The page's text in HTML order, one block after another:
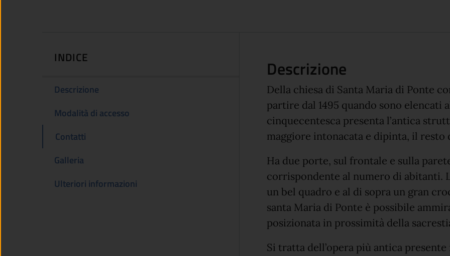
INDICE
Descrizione
Modalità di accesso
Contatti
Galleria
Ulteriori informazioni
Descrizione
Della chiesa di Santa Maria di Ponte
partire dal 1495 quando sono elencati
cinquecentesca presenta l’antica
maggiore intonacata e dipinta, il
Ha due porte, sul frontale e sulla
corrispondente al numero di abitanti.
un bel quadro e al di sopra un gran
santa Maria di Ponte è possibile
posizionata in prossimità della
Si tratta dell’opera più antica